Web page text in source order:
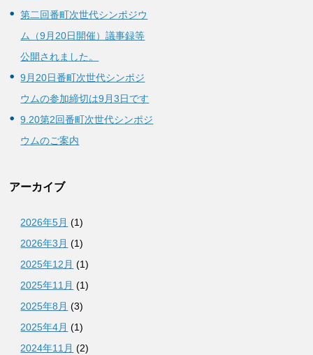
第二回番町次世代シンポジウ
ム（9月20日開催）議事録等
公開されました。
9月20日番町次世代シンポジ
ウムの参加締切は9月3日です
9.20第2回番町次世代シンポジ
ウムのご案内
アーカイブ
2026年5月 (1)
2026年3月 (1)
2025年12月 (1)
2025年11月 (1)
2025年8月 (3)
2025年4月 (1)
2024年11月 (2)